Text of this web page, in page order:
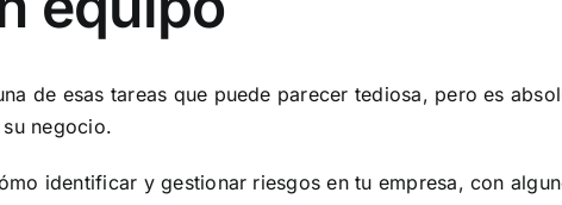
de esas tareas que puede parecer tediosa, pero es
negocio.
identificar y gestionar riesgos en tu empresa, con